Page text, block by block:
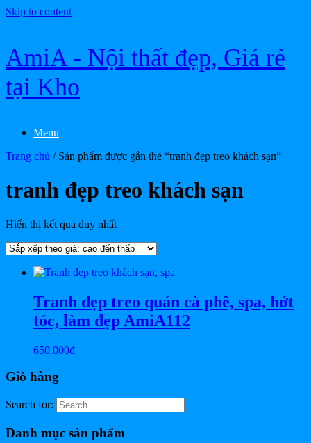
Skip to content
AmiA - Nội thất đẹp, Giá rẻ
tại Kho
Menu
Trang chủ / Sản phẩm được gắn thẻ “tranh đẹp treo khách sạn”
tranh đẹp treo khách sạn
Hiển thị kết quả duy nhất
Tranh đẹp treo quán cà phê, spa, hớt
tóc, làm đẹp AmiA112
650.000₫
Giỏ hàng
Search for:
Danh mục sản phẩm